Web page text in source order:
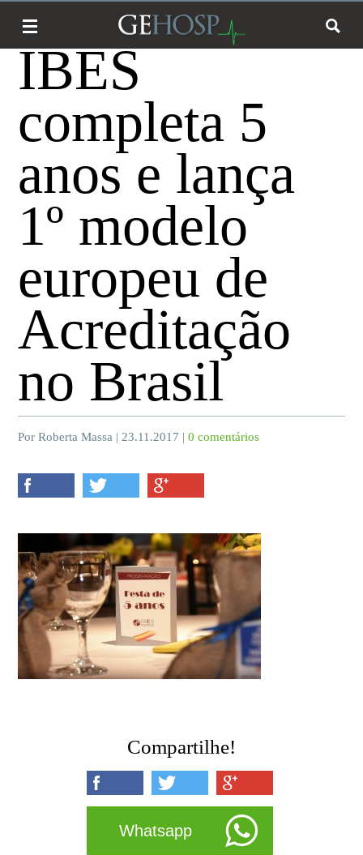
IBES
completa 5
anos e lança
1º modelo
europeu de
Acreditação
no Brasil
Por Roberta Massa | 23.11.2017 |0 comentários
Compartilhe!
Whatsapp